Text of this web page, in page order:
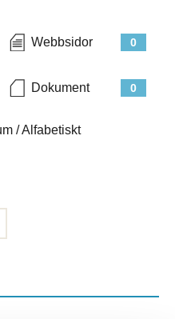
0
Webbsidor
0
Dokument
/Alfabetiskt